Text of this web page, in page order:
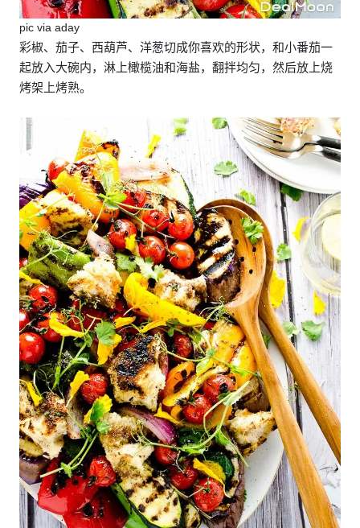
pic via aday
彩椒、茄子、西葫芦、洋葱切成你喜欢的形状，和小番茄一
起放入大碗内，淋上橄榄油和海盐，翻拌均匀，然后放上烧
烤架上烤熟。